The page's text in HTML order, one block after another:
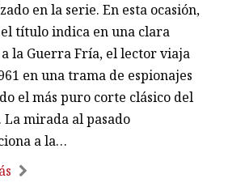
en la serie. En esta ocasión,
título indica en una clara
la Guerra Fría, el lector viaja
en una trama de espionajes
el más puro corte clásico del
La mirada al pasado
a la…